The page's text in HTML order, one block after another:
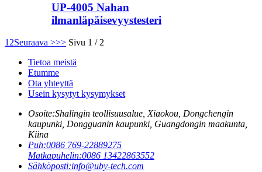
UP-4005 Nahan
ilmanläpäisevyystesteri
1 2Seuraava >>> Sivu 1 / 2
Tietoa meistä
Etumme
Ota yhteyttä
Usein kysytyt kysymykset
Osoite:Shalingin teollisuusalue, Xiaokou, Dongchengin
kaupunki, Dongguanin kaupunki, Guangdongin maakunta,
Kiina
Puh:0086 769-22889275
Matkapuhelin:0086 13422863552
Sähköposti:info@uby-tech.com